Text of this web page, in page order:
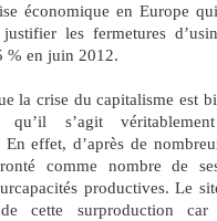
économique en Europe
les fermetures
% en juin 2012.
la crise du capitalisme est
qu’il s’agit
effet, d’après de
comme nombre de
productives. Le
cette surproduction car